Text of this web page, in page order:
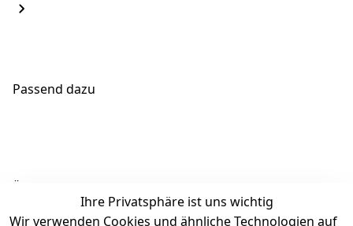
Passend dazu
Ähnliche Produkte
Ihre Privatsphäre ist uns wichtig
Wir verwenden Cookies und ähnliche Technologien auf